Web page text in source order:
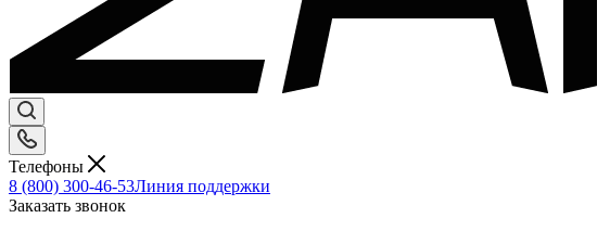
Телефоны
8 (800) 300-46-53Линия поддержки
Заказать звонок